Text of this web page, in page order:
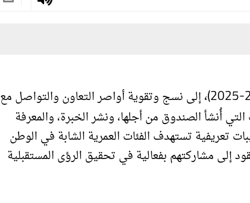
إلى نسج وتقوية أواصر التعاون والتواصل مع
أُنشأ الصندوق من أجلها، ونشر الخبرة، والمعرفة
تعريفية تستهدف الفئات العمرية الشابة في الوطن
إلى مشاركتهم بفعالية في تحقيق الرؤى المستقبلية